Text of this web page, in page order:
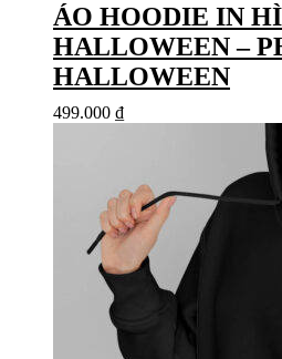
ÁO HOODIE IN
HALLOWEEN –
HALLOWEEN
499.000 ₫